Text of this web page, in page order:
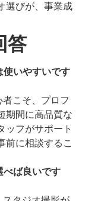
選びが、事業成
答
使いやすいです
こそ、プロフ
期間に高品質な
ッフがサポート
前に相談するこ
べば良いです